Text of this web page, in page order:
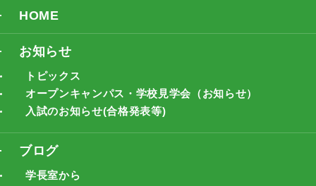
HOME
お知らせ
トピックス
オープンキャンパス・学校見学会（お知らせ）
入試のお知らせ(合格発表等)
ブログ
学長室から